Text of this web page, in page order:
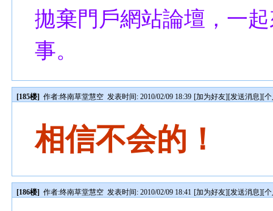
拋棄門戶網站論壇，一
事。
[185楼] 作者:终南草堂慧空 发表时间: 2010/02/09 18:39 [加为好友][发送消息][
相信不会的！
[186楼] 作者:终南草堂慧空 发表时间: 2010/02/09 18:41 [加为好友][发送消息][